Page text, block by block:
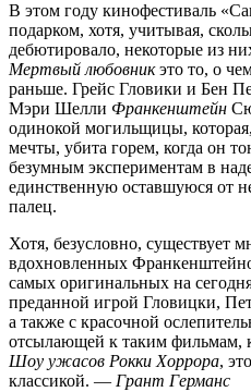
В этом году кинофестиваль
подарком, хотя, учитывая,
дебютировало, некоторые из
Мертвый любовникэто то, о
раньше. Грейс Гловики и Бен
Мэри Шелли Франкенштейн
одинокой могильщицы,
мечты, убита горем, когда он
безумным экспериментам в
единственную оставшуюся от
палец.
Хотя, безусловно, существует
вдохновленных
самых оригинальных на
преданной игрой Гловицки,
а также с красочной
отсылающей к таким фильмам,
Шоу ужасов Рокки Хоррора,
классикой. — Грант Германс